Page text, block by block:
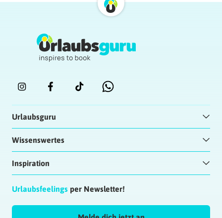
Urlaubsguru
Wissenswertes
Inspiration
Urlaubsfeelings per Newsletter!